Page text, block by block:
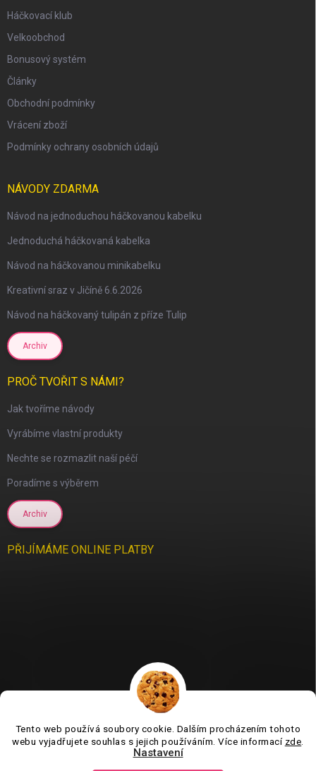
Tento web používá soubory cookie. Dalším procházením tohoto
webu vyjadřujete souhlas s jejich používáním. Více informací zde
Nastavení
Háčkovací klub
Velkoobchod
Bonusový systém
Články
Obchodní podmínky
Vrácení zboží
Podmínky ochrany osobních údajů
NÁVODY ZDARMA
Návod na jednoduchou háčkovanou kabelku
Jednoduchá háčkovaná kabelka
Návod na háčkovanou minikabelku
Kreativní sraz v Jičíně 6.6.2026
Návod na háčkovaný tulipán z příze Tulip
Archiv
PROČ TVOŘIT S NÁMI?
Jak tvoříme návody
Vyrábíme vlastní produkty
Nechte se rozmazlit naší péčí
Poradíme s výběrem
Archiv
PŘIJÍMÁME ONLINE PLATBY
Jsme tu pro vás už 11 let❤️